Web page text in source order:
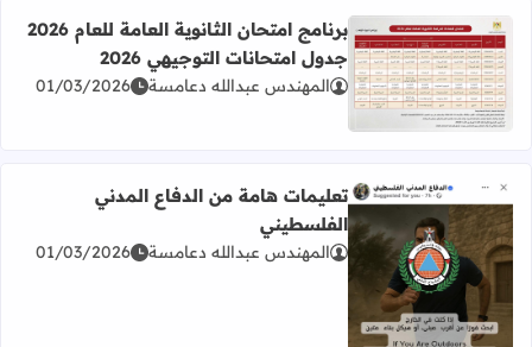
اقرأ المزيد عن برنامج امتحان الثانوية العامة للعام 2026 جدول امتحانات التوجيهي 2026
برنامج امتحان الثانوية العامة للعام 2026
جدول امتحانات التوجيهي 2026
المهندس عبدالله دعامسة 01/03/2026
اقرأ المزيد عن تعليمات هامة من الدفاع المدني الفلسطيني
تعليمات هامة من الدفاع المدني
الفلسطيني
المهندس عبدالله دعامسة 01/03/2026